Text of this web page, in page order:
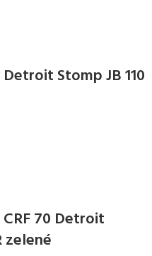
Stomp JB 110
70 Detroit
zelené